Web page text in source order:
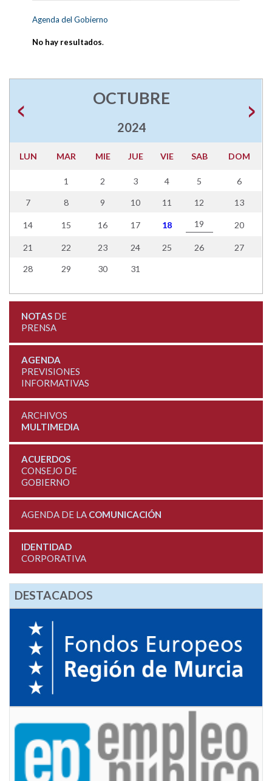
Agenda del Gobierno
No hay resultados.
OCTUBRE
2024
LUN MAR MIE JUE VIE SAB DOM
1 2 3 4 5 6
7 8 9 10 11 12 13
14 15 16 17 18 19 20
21 22 23 24 25 26 27
28 29 30 31
NOTASDE
PRENSA
AGENDA
PREVISIONES
INFORMATIVAS
ARCHIVOS
MULTIMEDIA
ACUERDOS
CONSEJO DE
GOBIERNO
AGENDA DE LA COMUNICACIÓN
IDENTIDAD
CORPORATIVA
DESTACADOS